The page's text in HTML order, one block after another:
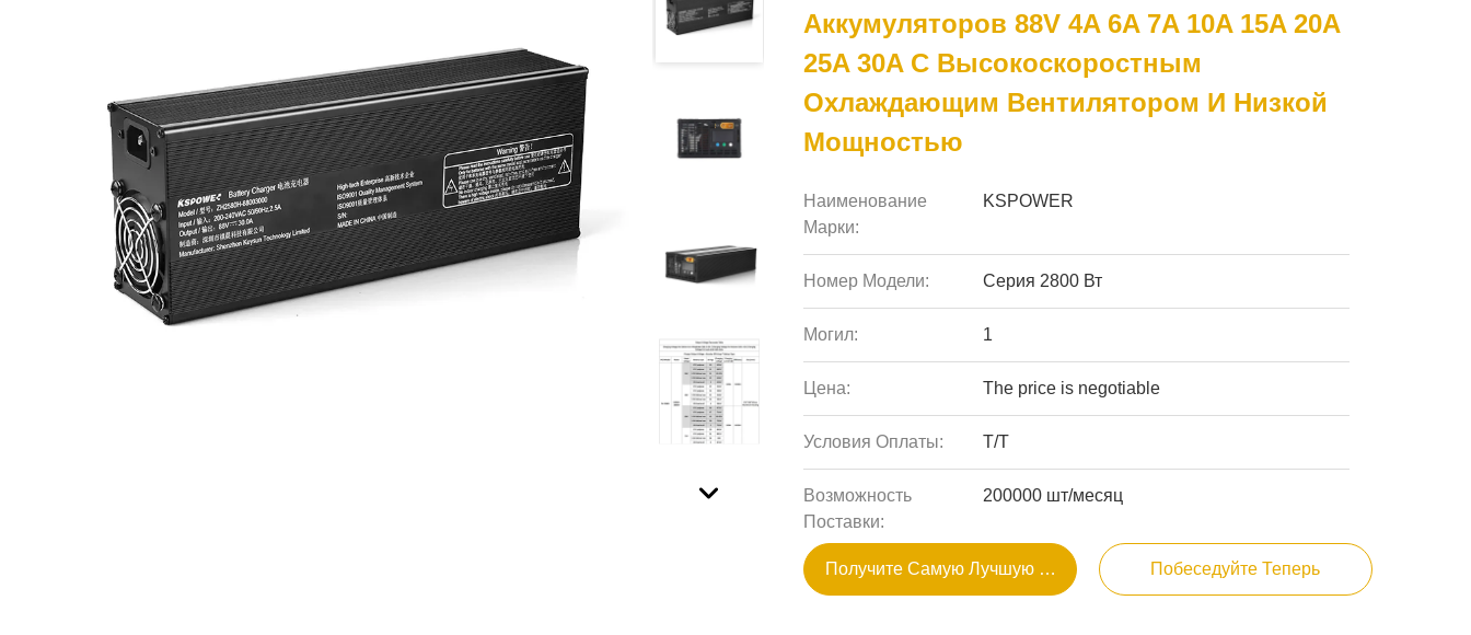
Аккумуляторов 88V 4A 6A 7A 10A 15A 20A
25A 30A С Высокоскоростным
Охлаждающим Вентилятором И Низкой
Мощностью
Наименование
Марки:
KSPOWER
Номер Модели: Серия 2800 Вт
Могил: 1
Цена: The price is negotiable
Условия Оплаты: Т/Т
Возможность
Поставки:
200000 шт/месяц
Получите Самую Лучшую Цену Побеседуйте Теперь